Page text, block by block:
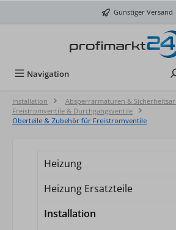
Günstiger Versand
Navigation
Installation
Absperrarmaturen &
Freistromventile & Durchgangsventile
Oberteile & Zubehör für Freistromventile
Heizung
Heizung Ersatzteile
Installation